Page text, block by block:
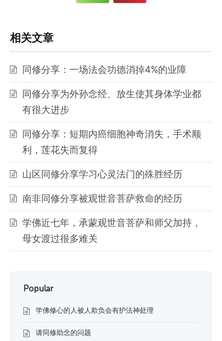
相关文章
同修分享：一场法会功德消掉4%的业障
同修分享为外孙念经、放生使其身体学业都
有很大进步
同修分享：短期内癌细胞神奇消失，手术顺
利，莲花失而复得
山区同修分享学习心灵法门的殊胜经历
南非同修分享被观世音菩萨救命的经历
学佛近七年，承蒙观世音菩萨和师父加持，
母女渡过很多难关
Popular
学佛修心的人被人欺负会有护法神处理
请同修助念的问题